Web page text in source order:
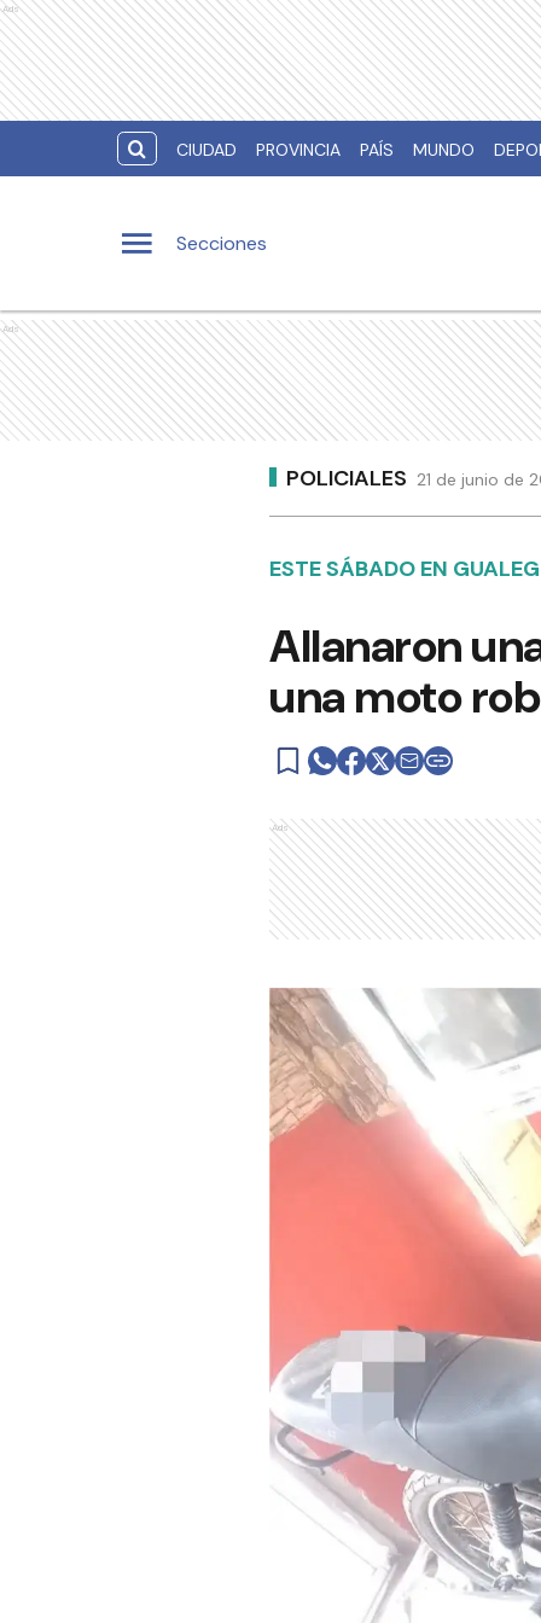
Ads
CIUDAD PROVINCIA PAÍS MUNDO
Secciones
Ads
POLICIALES 21 de junio de
ESTE SÁBADO EN
Allanaron
una moto
Ads